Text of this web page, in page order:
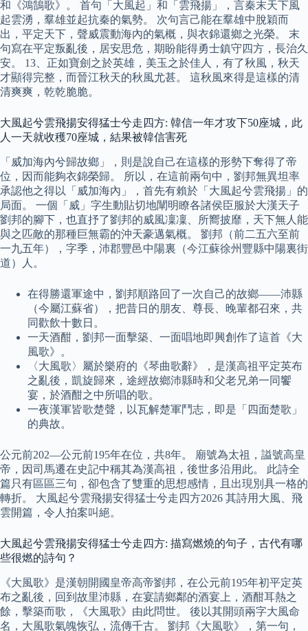
和《鴻鵠歌》。 首句「大風起」和「雲飛揚」，言秦末天下風
起雲湧，羣雄並起抗秦的氣勢。 次句言己能在羣雄中脫穎而
出，平定天下，聲威震動海內的氣概，與衣錦還鄉之光榮。 末
句寫在平定叛亂後，居安思危，期盼能得勇士鎮守四方，長治久
安。 13、正如寶劍之於英雄，美玉之於佳人，有了秋風，秋天
才顯得完整，而晉江秋天的秋風尤甚。 這秋風來得是這樣的清
清爽爽，乾乾脆脆。
大風起兮雲飛揚安得猛士兮走四方: 韓信一年才攻下50座城，此
人一天就收穫70座城，結果被韓信害死
「威加海內兮歸故鄉」，則是說自己在這樣的形勢下奪得了帝
位，因而能夠衣錦榮歸。 所以，在這前兩句中，劉邦無異坦率
承認他之得以「威加海內」，首先有賴於「大風起兮雲飛揚」的
局面。 一個「威」字生動貼切地闡明瞭各諸侯臣服於大漢天子
劉邦的腳下，也直抒了劉邦的威風凜凜、所嚮披靡，天下無人能
與之匹敵的那種巨無霸的沖天豪邁氣概。 劉邦（前二五六至前
一九五年），字季，沛郡豐邑中陽裏（今江蘇徐州豐縣中陽裏街
道）人。
在得勝還軍途中，劉邦順路回了一次自己的故鄉——沛縣
（今屬江蘇省），把昔日的朋友、尊長、晚輩都召來，共
同歡飲十數日。
一天酒酣，劉邦一面擊築、一面唱地即興創作了這首《大
風歌》。
〈大風歌〉屬於樂府的《琴曲歌辭》，是漢高祖平定英布
之亂後，凱旋歸來，途經故鄉沛縣時和父老兄弟一同饗
宴，於酒酣之中所唱的歌。
一夜漢軍皆歌楚聲，以瓦解楚軍鬥志，即是「四面楚歌」
的典故。
公元前202—公元前195年在位，共8年。 廟號為太祖，謚號高皇
帝，因司馬遷在史記中稱其為漢高祖，後世多沿用此。 此詩全
篇只有區區三句，卻包含了雙重的思想感情，且出現別具一格的
轉折。 大風起兮雲飛揚安得猛士兮走四方2026 其詩用大風、飛
雲開篇，令人拍案叫絕。
大風起兮雲飛揚安得猛士兮走四方: 描寫燃燒的句子，古代有哪
些很燃的詩句？
《大風歌》是漢朝開國皇帝高帝劉邦，在公元前195年初平定英
布之亂後，回到故里沛縣，在宴請鄉鄰的酒宴上，酒酣耳熱之
餘，擊築而歌，《大風歌》由此問世。 後以其開頭兩字大風命
名，大風歌氣魄恢弘，流傳千古。 劉邦《大風歌》，第一句，